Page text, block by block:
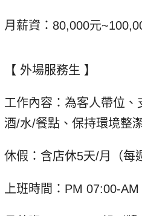
月薪資：80,000元
【 外場服務生 】
工作內容：為客人帶位
酒/水/餐點、保持環境整
休假：含店休5天/月（每
上班時間：PM 07:00-